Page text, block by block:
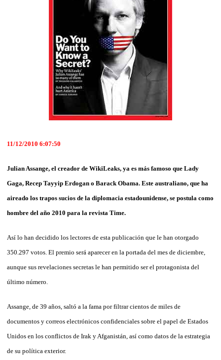
11/12/2010 6:07:50
Julian Assange, el creador de WikiLeaks, ya es más famoso que Lady
Gaga, Recep Tayyip Erdogan o Barack Obama. Este australiano, que ha
aireado los trapos sucios de la diplomacia estadounidense, se postula como
hombre del año 2010 para la revista Time.
Así lo han decidido los lectores de esta publicación que le han otorgado
350.297 votos. El premio será aparecer en la portada del mes de diciembre,
aunque sus revelaciones secretas le han permitido ser el protagonista del
último número.
Assange, de 39 años, saltó a la fama por filtrar cientos de miles de
documentos y correos electrónicos confidenciales sobre el papel de Estados
Unidos en los conflictos de Irak y Afganistán, así como datos de la estrategia
de su política exterior.